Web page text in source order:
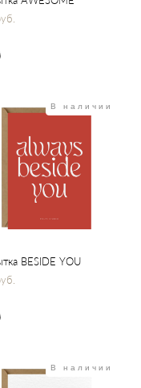
В наличии
BESIDE YOU
В наличии